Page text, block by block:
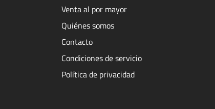
Venta al por mayor
Quiénes somos
Contacto
Condiciones de servicio
Política de privacidad